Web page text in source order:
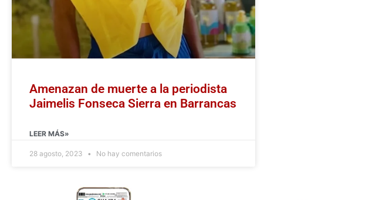
Amenazan de muerte a la periodista
Jaimelis Fonseca Sierra en Barrancas
LEER MÁS»
28 agosto, 2023 No hay comentarios